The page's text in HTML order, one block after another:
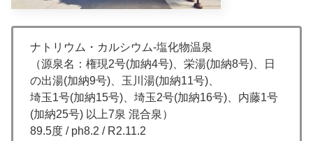
ナトリウム・カルシウム-塩化物温泉
（源泉名：権現2号(加納4号)、栄湯(加納8号)、日
の出湯(加納9号)、玉川湯(加納11号)、
埼玉1号(加納15号)、埼玉2号(加納16号)、内藤1号
(加納25号) 以上7泉 混合泉）
89.5度 / ph8.2 / R2.11.2